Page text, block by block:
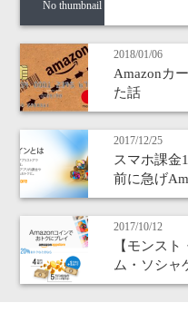
No thumbnail
2018/01/06
Amazonカ
た話
2017/12/25
スマホ課金
前に急げ
2017/10/12
【モンス
ム・ソシャ